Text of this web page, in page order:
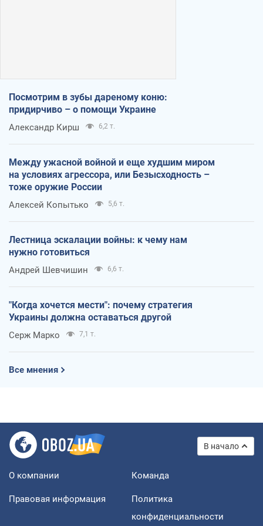
Посмотрим в зубы дареному коню:
придирчиво – о помощи Украине
Александр Кирш 6,2 т.
Между ужасной войной и еще худшим миром
на условиях агрессора, или Безысходность –
тоже оружие России
Алексей Копытько 5,6 т.
Лестница эскалации войны: к чему нам
нужно готовиться
Андрей Шевчишин 6,6 т.
"Когда хочется мести": почему стратегия
Украины должна оставаться другой
Серж Марко 7,1 т.
Все мнения
В начало
О компании Команда
Правовая информация
Политика
конфиденциальности